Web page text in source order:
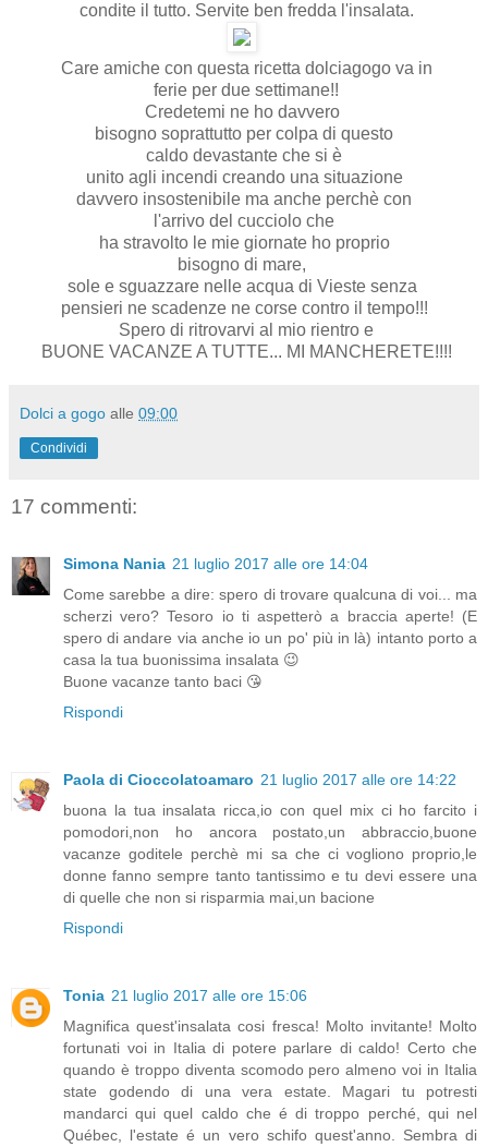
condite il tutto. Servite ben fredda l'insalata.
Care amiche con questa ricetta dolciagogo va in
ferie per due settimane!!
Credetemi ne ho davvero
bisogno soprattutto per colpa di questo
caldo devastante che si è
unito agli incendi creando una situazione
davvero insostenibile ma anche perchè con
l'arrivo del cucciolo che
ha stravolto le mie giornate ho proprio
bisogno di mare,
sole e sguazzare nelle acqua di Vieste senza
pensieri ne scadenze ne corse contro il tempo!!!
Spero di ritrovarvi al mio rientro e
BUONE VACANZE A TUTTE... MI MANCHERETE!!!!
Dolci a gogo alle 09:00
Condividi
17 commenti:
Simona Nania 21 luglio 2017 alle ore 14:04
Come sarebbe a dire: spero di trovare qualcuna di voi... ma
scherzi vero? Tesoro io ti aspetterò a braccia aperte! (E
spero di andare via anche io un po' più in là) intanto porto a
casa la tua buonissima insalata 😉
Buone vacanze tanto baci 😘
Rispondi
Paola di Cioccolatoamaro 21 luglio 2017 alle ore 14:22
buona la tua insalata ricca,io con quel mix ci ho farcito i
pomodori,non ho ancora postato,un abbraccio,buone
vacanze goditele perchè mi sa che ci vogliono proprio,le
donne fanno sempre tanto tantissimo e tu devi essere una
di quelle che non si risparmia mai,un bacione
Rispondi
Tonia 21 luglio 2017 alle ore 15:06
Magnifica quest'insalata cosi fresca! Molto invitante! Molto
fortunati voi in Italia di potere parlare di caldo! Certo che
quando è troppo diventa scomodo pero almeno voi in Italia
state godendo di una vera estate. Magari tu potresti
mandarci qui quel caldo che é di troppo perché, qui nel
Québec, l'estate é un vero schifo quest'anno. Sembra di